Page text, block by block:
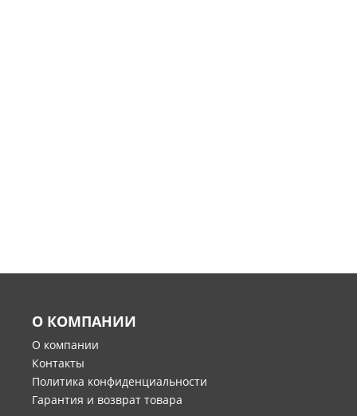
О КОМПАНИИ
О компании
Контакты
Политика конфиденциальности
Гарантия и возврат товара